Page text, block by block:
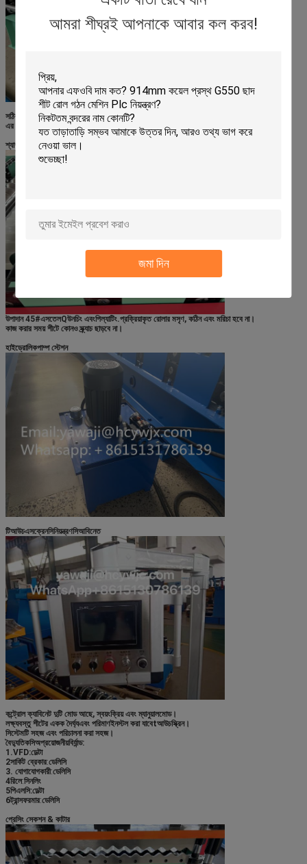
আমরা শীঘ্রই আপনাকে আবার কল করব!
জমা দিন
সঠিক অবস্থানে আসা কয়েল গাইড এবং চলে যাওয়ারোল গঠনের জন্য
এর মধ্যে একটি
হ্যান্ড টান কাটিং ডি evice, এটা প্রাক-কাটা সুবিধামত যখন আপনি চান পরিবর্তনশীল
শ্যাফ্ট & রোলার
উপাদান 45#এসতেলQউনচিং এবংপিল্যাটিং.প্রক্রিয়াকৃত রোলার মসৃণ, কঠিন এবং মরিচা হবে না।
কাজ করার সময় শীটে কোনও স্ক্র্যাচ ছাড়বে না।
হাইড্রোলিকপাম্প স্টেশন
টিআউচএসক্রেনসিনিয়ন্ত্রণসিআবিনেত
কন্ট্রোল ক্যাবিনেট দুটি মোড আছে, স্বয়ংক্রিয় এবং ম্যানুয়ালমোড।
লক্ষ্যবস্তু শীটের একক দৈর্ঘ্যএবং পরিমাণইনস্টল করা যাবেtআউচস্ক্রিন।
সিস্টেমটি সহজ এবং পরিচালনা করা সহজ।
বৈদ্যুতিকসিঅপ্রয়োজনীয়বির্যান্ড:
1.VFD:ডেল্টা
2সার্কিট ব্রেকার:ডেলিসি
3. যোগাযোগকারী:ডেলিসি
4রিলে:সিনলিং
5পিএলসি:ডেল্টা
6ট্রান্সফরমার:ডেলিসি
প্রেসিং সেকশন & কাটার